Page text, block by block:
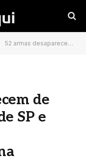
52 armas desaparecem de delegacia na Grande SP e Corregedoria abre investigação interna
de
SP e